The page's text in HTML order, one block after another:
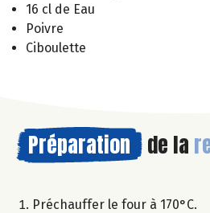
16 cl de Eau
Poivre
Ciboulette
Préparation de la
Préchauffer le four à 170°C.